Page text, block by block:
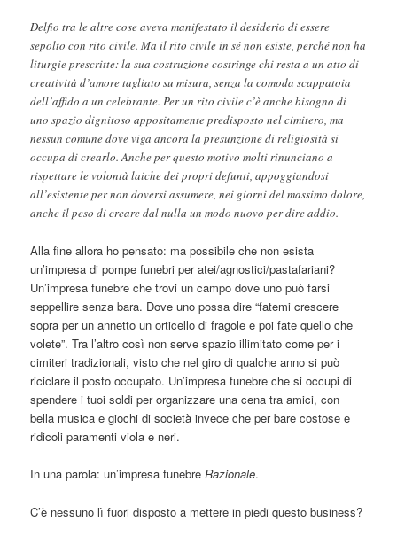
Delfio tra le altre cose aveva manifestato il desiderio di essere
sepolto con rito civile. Ma il rito civile in sé non esiste, perché non ha
liturgie prescritte: la sua costruzione costringe chi resta a un atto di
creatività d’amore tagliato su misura, senza la comoda scappatoia
dell’affido a un celebrante. Per un rito civile c’è anche bisogno di
uno spazio dignitoso appositamente predisposto nel cimitero, ma
nessun comune dove viga ancora la presunzione di religiosità si
occupa di crearlo. Anche per questo motivo molti rinunciano a
rispettare le volontà laiche dei propri defunti, appoggiandosi
all’esistente per non doversi assumere, nei giorni del massimo dolore,
anche il peso di creare dal nulla un modo nuovo per dire addio.
Alla fine allora ho pensato: ma possibile che non esista
un’impresa di pompe funebri per atei/agnostici/pastafariani?
Un’impresa funebre che trovi un campo dove uno può farsi
seppellire senza bara. Dove uno possa dire “fatemi crescere
sopra per un annetto un orticello di fragole e poi fate quello che
volete”. Tra l’altro così non serve spazio illimitato come per i
cimiteri tradizionali, visto che nel giro di qualche anno si può
riciclare il posto occupato. Un’impresa funebre che si occupi di
spendere i tuoi soldi per organizzare una cena tra amici, con
bella musica e giochi di società invece che per bare costose e
ridicoli paramenti viola e neri.
In una parola: un’impresa funebreRazionale.
C’è nessuno lì fuori disposto a mettere in piedi questo business?